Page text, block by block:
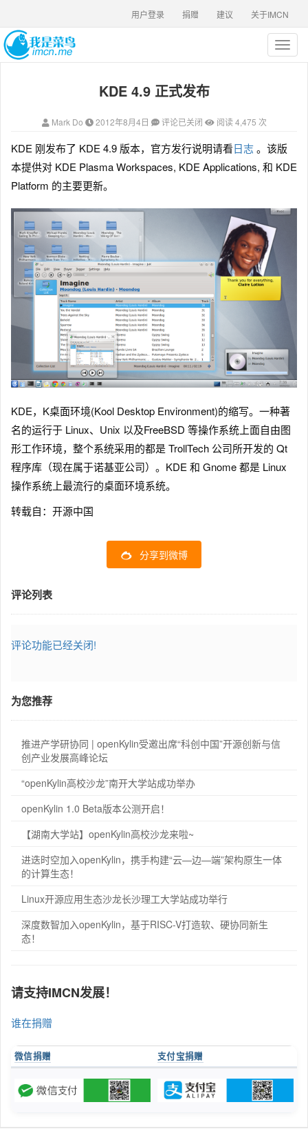
关于IMCN
建议
捐赠
用户登录
T
o
a
v
i
t
KDE 4.9 正式发布
Mark Do 2012年8月4日 评论已关闭 阅读 4,475 次
KDE 刚发布了 KDE 4.9 版本，官方发行说明请看日志。该版
本提供对 KDE Plasma Workspaces, KDE Applications, 和 KDE
Platform 的主要更新。
KDE，K桌面环境(Kool Desktop Environment)的缩写。一种著
名的运行于 Linux、Unix 以及FreeBSD 等操作系统上面自由图
形工作环境，整个系统采用的都是 TrollTech 公司所开发的 Qt
程序库（现在属于诺基亚公司）。KDE 和 Gnome 都是 Linux
操作系统上最流行的桌面环境系统。
转载自：开源中国
分享到微博
评论列表
评论功能已经关闭!
为您推荐
推进产学研协同 | openKylin受邀出席“科创中国”开源创新与信
创产业发展高峰论坛
“openKylin高校沙龙”南开大学站成功举办
openKylin 1.0 Beta版本公测开启！
【湖南大学站】openKylin高校沙龙来啦~
进迭时空加入openKylin，携手构建“云—边—端”架构原生一体
的计算生态！
Linux开源应用生态沙龙长沙理工大学站成功举行
深度数智加入openKylin，基于RISC-V打造软、硬协同新生
态！
请支持IMCN发展！
谁在捐赠
微信捐赠 支付宝捐赠